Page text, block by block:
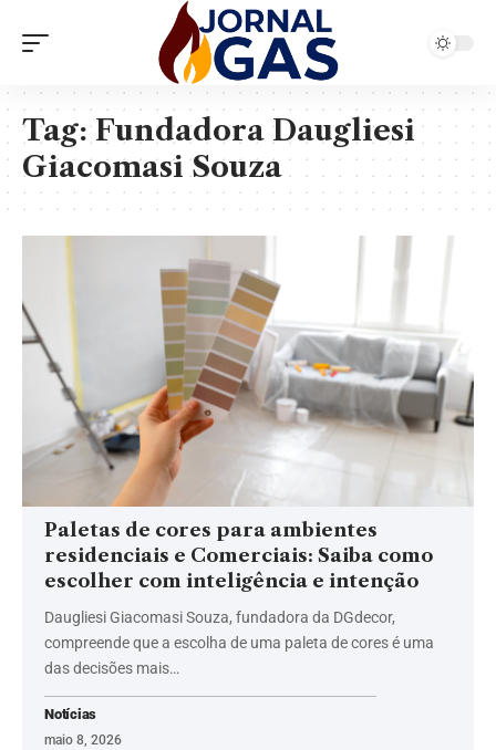
Tag:Fundadora Daugliesi
Giacomasi Souza
Paletas de cores para ambientes
residenciais e Comerciais: Saiba como
escolher com inteligência e intenção
Daugliesi Giacomasi Souza, fundadora da DGdecor,
compreende que a escolha de uma paleta de cores é uma
das decisões mais…
Notícias
maio 8, 2026